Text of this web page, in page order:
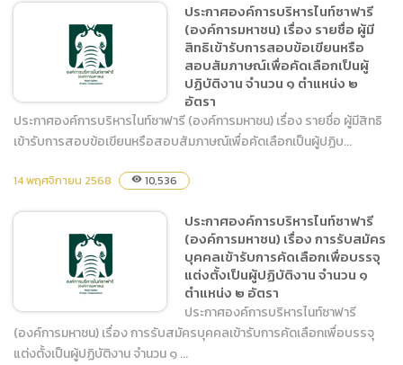
ไนท์ซาฟารี (องค์การมหาชน)
จำนวน ๑ ตำแหน่ง ๒ อัตรา
ซาฟารี (องค์การมหาชน) เรื่อง
รายชื่อ ผู้มีสิทธิเข้ารับการสอบ
เพื่อคัดเลือกเป็นผู้ปฏิบัติงาน
จำนวน ๑ ตำแหน่ง ๒ อัตรา
ประกาศองค์การบริหารไนท์ซาฟารี
(องค์การมหาชน) เรื่อง รายชื่อ ผู้มี
สิทธิเข้ารับการสอบข้อเขียนหรือ
สอบสัมภาษณ์เพื่อคัดเลือกเป็นผู้
ปฏิบัติงาน จำนวน ๑ ตำแหน่ง ๒
อัตรา
ประกาศองค์การบริหารไนท์ซาฟารี (องค์การมหาชน) เรื่อง รายชื่อ ผู้มีสิทธิ
เข้ารับการสอบข้อเขียนหรือสอบสัมภาษณ์เพื่อคัดเลือกเป็นผู้ปฏิบ...
14 พฤศจิกายน 2568 visibility 10,536
ประกาศองค์การบริหารไนท์ซาฟารี
(องค์การมหาชน) เรื่อง การรับสมัคร
บุคคลเข้ารับการคัดเลือกเพื่อบรรจุ
แต่งตั้งเป็นผู้ปฏิบัติงาน จำนวน ๑
ตำแหน่ง ๒ อัตรา
ประกาศองค์การบริหารไนท์ซาฟารี
(องค์การมหาชน) เรื่อง การรับสมัครบุคคลเข้ารับการคัดเลือกเพื่อบรรจุ
แต่งตั้งเป็นผู้ปฏิบัติงาน จำนวน ๑ ...